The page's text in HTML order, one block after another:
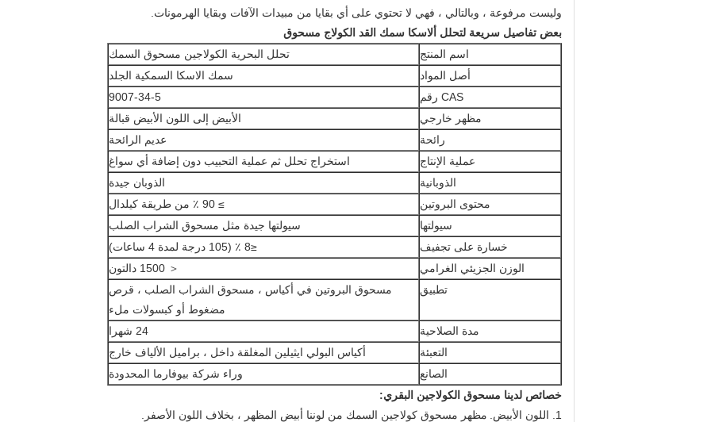
وليست مرفوعة ، وبالتالي ، فهي لا تحتوي على أي بقايا من مبيدات الآفات وبقايا الهرمونات.
بعض تفاصيل سريعة لتحلل ألاسكا سمك القد الكولاج مسحوق
اسم المنتج
تحلل البحرية الكولاجين مسحوق السمك
أصل المواد
سمك الاسكا السمكية الجلد
CAS رقم
9007-34-5
مظهر خارجي
الأبيض إلى اللون الأبيض قبالة
رائحة
عديم الرائحة
عملية الإنتاج
استخراج تحلل ثم عملية التحبيب دون إضافة أي سواغ
الذوبانية
الذوبان جيدة
محتوى البروتين
≥ 90 ٪ من طريقة كيلدال
سيولتها
سيولتها جيدة مثل مسحوق الشراب الصلب
خسارة على تجفيف
≤8 ٪ (105 درجة لمدة 4 ساعات)
الوزن الجزيئي الغرامي
＜ 1500 دالتون
تطبيق
مسحوق البروتين في أكياس ، مسحوق الشراب الصلب ، قرص
مضغوط أو كبسولات ملء
مدة الصلاحية
24 شهرا
التعبئة
أكياس البولي ايثيلين المغلقة داخل ، براميل الألياف خارج
الصانع
وراء شركة بيوفارما المحدودة
خصائص لدينا مسحوق الكولاجين البقري:
1. اللون الأبيض.
مظهر مسحوق كولاجين السمك من لوننا أبيض المظهر ، بخلاف اللون الأصفر.